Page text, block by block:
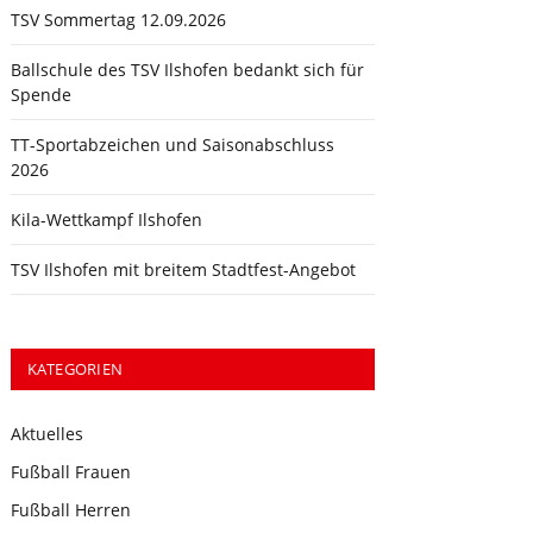
TSV Sommertag 12.09.2026
Ballschule des TSV Ilshofen bedankt sich für
Spende
TT-Sportabzeichen und Saisonabschluss
2026
Kila-Wettkampf Ilshofen
TSV Ilshofen mit breitem Stadtfest-Angebot
KATEGORIEN
Aktuelles
Fußball Frauen
Fußball Herren